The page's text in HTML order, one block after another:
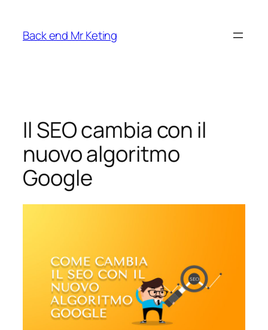
contenuto
Back end Mr Keting
Il SEO cambia con il
nuovo algoritmo
Google